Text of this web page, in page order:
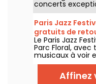
concerts
expérience
l'espoir, l'unité et
chants
Américaine.
Paris Jazz
gratuits de
programme
Le Paris Jazz
Parc Floral,
musicaux à voir
bucolique. Voici
gratuits à
septembre 2026
Affinez